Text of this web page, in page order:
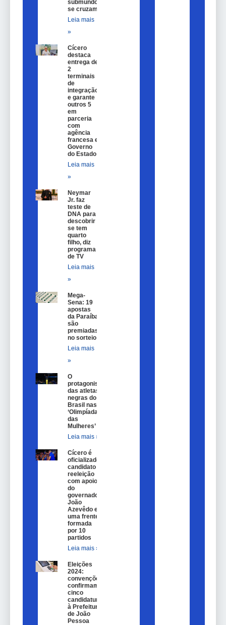
submundo
se cruzam
Leia mais
»
Cícero
destaca
entrega de
2
terminais
de
integração
e garante
outros 5
em
parceria
com
agência
francesa e
Governo
do Estado
Leia mais
»
Neymar
Jr. faz
teste de
DNA para
descobrir
se tem
quarto
filho, diz
programa
de TV
Leia mais
»
Mega-
Sena: 19
apostas
da Paraíba
são
premiadas
no sorteio
Leia mais
»
O
protagonismo
das atletas
negras do
Brasil nas
‘Olimpíadas
das
Mulheres’
Leia mais »
Cícero é
oficializado
candidato a
reeleição
com apoio
do
governador
João
Azevêdo e
uma frente
formada
por 10
partidos
Leia mais »
Eleições
2024:
convenções
confirmam
cinco
candidaturas
à Prefeitura
de João
Pessoa